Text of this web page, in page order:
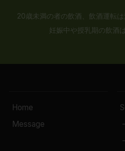
20歳未満の者の飲酒、飲酒運転は
妊娠中や授乳期の飲酒
Home
Message